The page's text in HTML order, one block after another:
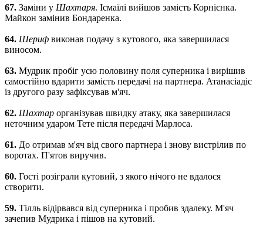
67. Заміни у Шахтаря. Ісмаїлі вийшов замість Корнієнка.
Майкон замінив Бондаренка.
64. Шериф виконав подачу з кутового, яка завершилася
виносом.
63. Мудрик пробіг усю половину поля суперника і вирішив
самостійно вдарити замість передачі на партнера. Атанасіадіс
із другого разу зафіксував м'яч.
62. Шахтар організував швидку атаку, яка завершилася
неточним ударом Тете після передачі Марлоса.
61. До отримав м'яч від свого партнера і знову вистрілив по
воротах. П'ятов виручив.
60. Гості розіграли кутовий, з якого нічого не вдалося
створити.
59. Тілль відірвався від суперника і пробив здалеку. М'яч
зачепив Мудрика і пішов на кутовий.